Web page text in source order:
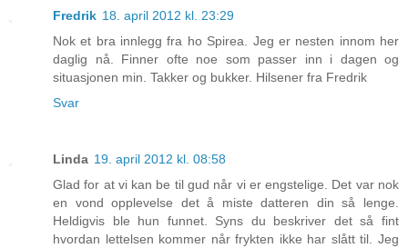
Fredrik 18. april 2012 kl. 23:29
Nok et bra innlegg fra ho Spirea. Jeg er nesten innom her
daglig nå. Finner ofte noe som passer inn i dagen og
situasjonen min. Takker og bukker. Hilsener fra Fredrik
Svar
Linda 19. april 2012 kl. 08:58
Glad for at vi kan be til gud når vi er engstelige. Det var nok
en vond opplevelse det å miste datteren din så lenge.
Heldigvis ble hun funnet. Syns du beskriver det så fint
hvordan lettelsen kommer når frykten ikke har slått til. Jeg